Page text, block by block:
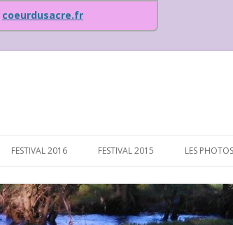
coeurdusacre.fr
FESTIVAL 2016 FESTIVAL 2015 LES PHOTOS
FESTIVAL